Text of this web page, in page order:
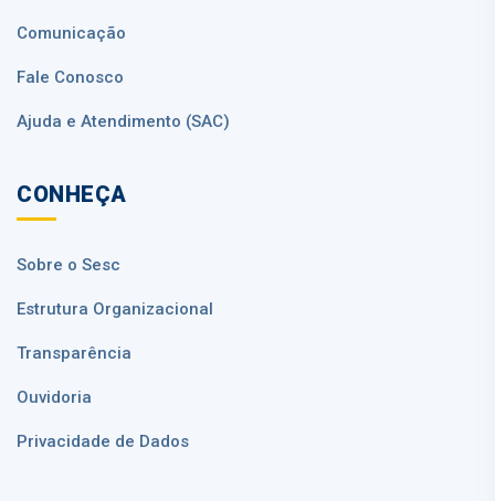
Comunicação
Fale Conosco
Ajuda e Atendimento (SAC)
CONHEÇA
Sobre o Sesc
Estrutura Organizacional
Transparência
Ouvidoria
Privacidade de Dados